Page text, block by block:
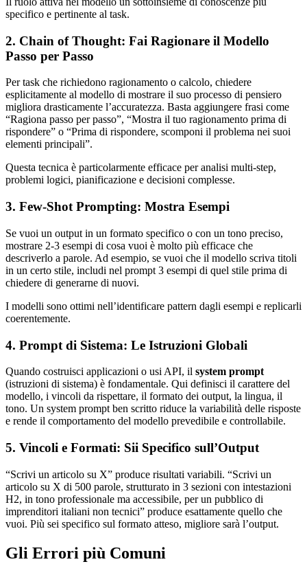
specifico e pertinente al task.
2. Chain of Thought: Fai Ragionare il Modello
Passo per Passo
Per task che richiedono ragionamento o calcolo, chiedere
esplicitamente al modello di mostrare il suo processo di pensiero
migliora drasticamente l’accuratezza. Basta aggiungere frasi come
“Ragiona passo per passo”, “Mostra il tuo ragionamento prima di
rispondere” o “Prima di rispondere, scomponi il problema nei suoi
elementi principali”.
Questa tecnica è particolarmente efficace per analisi multi-step,
problemi logici, pianificazione e decisioni complesse.
3. Few-Shot Prompting: Mostra Esempi
Se vuoi un output in un formato specifico o con un tono preciso,
mostrare 2-3 esempi di cosa vuoi è molto più efficace che
descriverlo a parole. Ad esempio, se vuoi che il modello scriva titoli
in un certo stile, includi nel prompt 3 esempi di quel stile prima di
chiedere di generarne di nuovi.
I modelli sono ottimi nell’identificare pattern dagli esempi e replicarli
coerentemente.
4. Prompt di Sistema: Le Istruzioni Globali
Quando costruisci applicazioni o usi API, il system prompt
(istruzioni di sistema) è fondamentale. Qui definisci il carattere del
modello, i vincoli da rispettare, il formato dei output, la lingua, il
tono. Un system prompt ben scritto riduce la variabilità delle risposte
e rende il comportamento del modello prevedibile e controllabile.
5. Vincoli e Formati: Sii Specifico sull’Output
“Scrivi un articolo su X” produce risultati variabili. “Scrivi un
articolo su X di 500 parole, strutturato in 3 sezioni con intestazioni
H2, in tono professionale ma accessibile, per un pubblico di
imprenditori italiani non tecnici” produce esattamente quello che
vuoi. Più sei specifico sul formato atteso, migliore sarà l’output.
Gli Errori più Comuni